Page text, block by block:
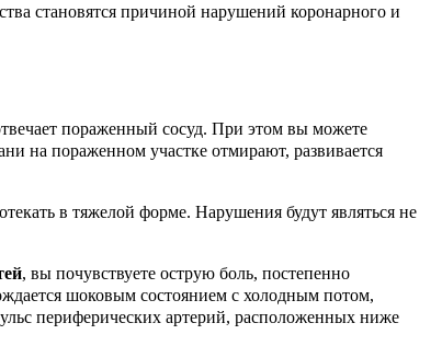
становятся причиной нарушений коронарного и
пораженный сосуд. При этом вы можете
на пораженном участке отмирают, развивается
в тяжелой форме. Нарушения будут являться не
, вы почувствуете острую боль, постепенно
шоковым состоянием с холодным потом,
периферических артерий, расположенных ниже